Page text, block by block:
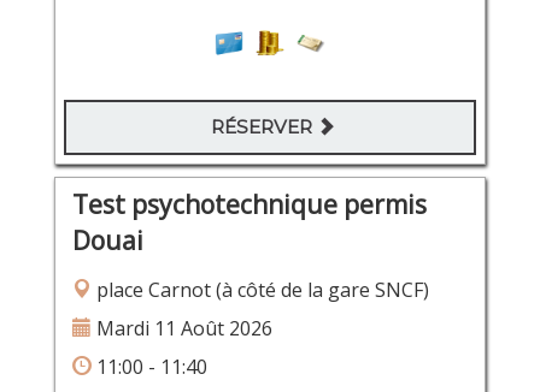
RÉSERVER
Test psychotechnique permis
Douai
place Carnot (à côté de la gare SNCF)
Mardi 11 Août 2026
11:00 - 11:40